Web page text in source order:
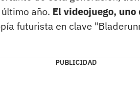
año. El videojuego,
futurista en clave
PUBLICIDAD